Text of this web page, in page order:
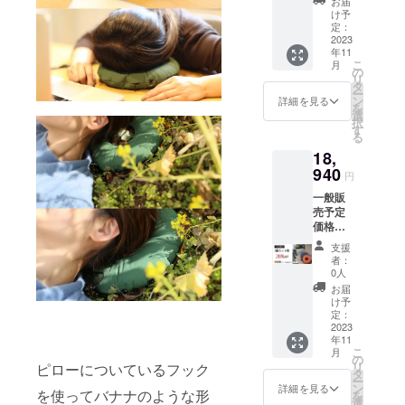
ピローについているフック
を使ってバナナのような形
ださ
い。 ※
ご注文
状況、
使用部
給状
況、製
合等に
より出
荷時期
が遅れ
る場合
があり
ます
場合、
正規販
売価格
が販売
予定価
格より
下がる
す。 ※
デザイ
ン・仕
様は変
更にな
る可能
性もご
ざいま
す。ご
了承く
ださ
い。 ※
ご注文
状況、
使用部
給状
リーン)
の中か
らお好
きな色
をお選
びくだ
さい
*********
*********
*********
*********
*****
【注意
点】 ※
皆様の
ご支援
により
量産効
率が向
上した
場合、
正規販
売価格
が販売
予定価
格より
下がる
30%OF
→17,92
0円(税
*********
*********
*********
*********
内容]
PILLOW
2個 ス
ポーツ
(オレン
ジ) ・
オー
シャン
(ブルー)
・ フォ
レスト
(グリー
ン) から
お好き
な色の
組み合
わせを
け予
定：
2023
年11
月
詳細を見る
こ
の
リ
タ
ー
ン
を
選
択
す
る
18,
940 円
一般販
売予定
価格
25,600
円(税込)
2個セッ
ト
26%OF
→18,94
0円(税
*********
*********
*********
支援
者：
0人
お届
け予
定：
2023
年11
月
詳細を見る
こ
の
リ
タ
ー
ン
を